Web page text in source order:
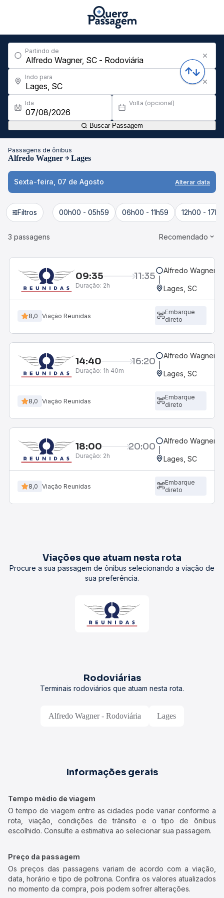
Partindo de
Indo para
Ida Volta (opcional)
Buscar Passagem
Passagens de ônibus
Alfredo Wagner Lages
Sexta-feira, 07 de Agosto Alterar data
Filtros 00h00 - 05h59 06h00 - 11h59 12h00 -
3 passagens Recomendado
09:35 11:35
Duração: 2h
Alfredo Wagner,
Lages, SC
8,0 Viação Reunidas
Embarque
direto
14:40 16:20
Duração: 1h 40m
Alfredo Wagner,
Lages, SC
8,0 Viação Reunidas
Embarque
direto
18:00 20:00
Duração: 2h
Alfredo Wagner,
Lages, SC
8,0 Viação Reunidas
Embarque
direto
Viações que atuam nesta rota
Procure a sua passagem de ônibus selecionando a viação de
sua preferência.
Rodoviárias
Terminais rodoviários que atuam nesta rota.
Alfredo Wagner - Rodoviária Lages
Informações gerais
Tempo médio de viagem
O tempo de viagem entre as cidades pode variar conforme a
rota, viação, condições de trânsito e o tipo de ônibus
escolhido. Consulte a estimativa ao selecionar sua passagem.
Preço da passagem
Os preços das passagens variam de acordo com a viação,
data, horário e tipo de poltrona. Confira os valores atualizados
no momento da compra, pois podem sofrer alterações.